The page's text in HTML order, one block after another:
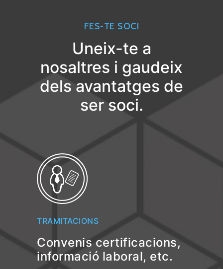
FES-TE SOCI
Uneix-te a
nosaltres i gaudeix
dels avantatges de
ser soci.
TRAMITACIONS
Convenis certificacions,
informació laboral, etc.